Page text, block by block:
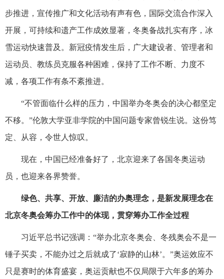
步推进，宣传推广和文化活动有声有色，国际交流合作深入
开展，可持续和遗产工作成效显著，冬奥备战扎实有序，冰
雪运动快速普及。新冠疫情发生后，广大建设者、管理者和
运动员、教练员克服各种困难，保持了工作不断、力度不
减，各项工作有条不紊推进。
“不管面临什么样的压力，中国举办冬奥会的决心都坚定
不移。”伦敦大学亚非学院的中国问题专家曾锐生说。这份笃
定、从容，令世人惊叹。
现在，中国已经准备好了，北京迎来了各国冬奥运动
员，也迎来各界赞誉。
绿色、共享、开放、廉洁的办奥理念，是新发展理念在
北京冬奥会筹办工作中的体现，贯穿筹办工作全过程
习近平总书记强调：“举办北京冬奥会、冬残奥会不是一
锤子买卖，不能办过之后就成了‘寂静的山林’。”奥运效应不
只是赛时的体育盛宴，奥运贡献也不仅局限于六年多的筹办